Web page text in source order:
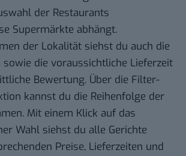
der Restaurants
Supermärkte abhängt.
der Lokalität siehst du auch die
sowie die voraussichtliche Lieferzeit
Bewertung. Über die Filter-
kannst du die Reihenfolge der
Mit einem Klick auf das
Wahl siehst du alle Gerichte
Preise, Lieferzeiten und